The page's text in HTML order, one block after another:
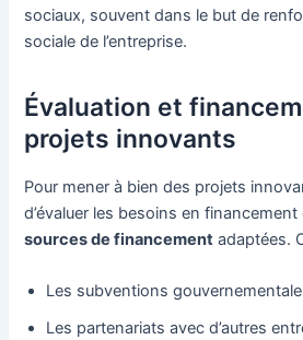
sociaux, souvent dans le but de
sociale de l’entreprise.
Évaluation et
projets innovants
Pour mener à bien des projets
d’évaluer les besoins en
sources de financement adaptées.
Les subventions
Les partenariats avec d’autres